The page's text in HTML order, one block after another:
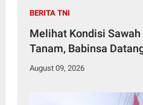
BERITA TNI
Melihat Kondisi
Tanam, Babinsa
August 09, 2026